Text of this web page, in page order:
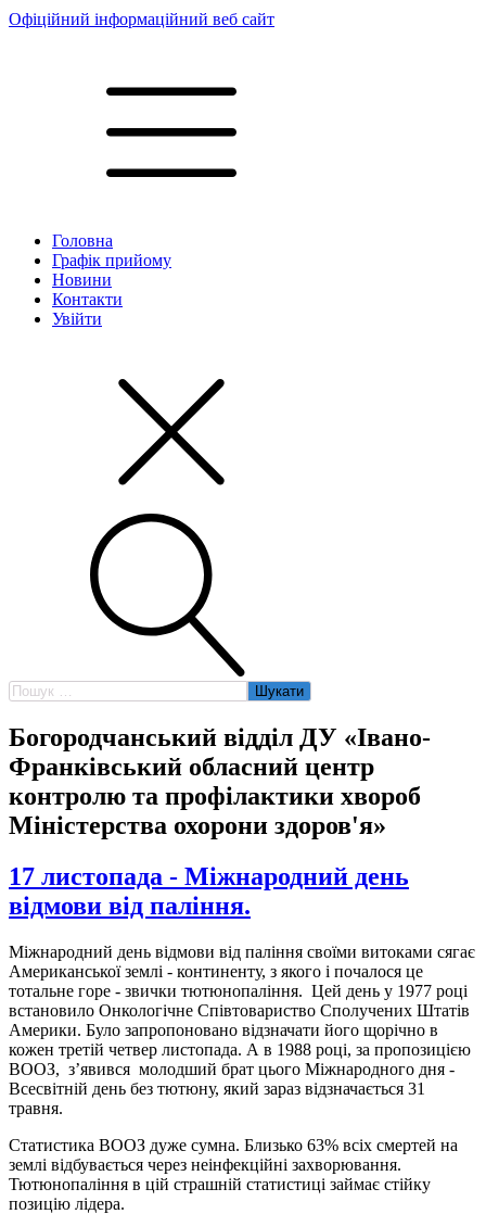
Офіційний інформаційний веб сайт
Головна
Графік прийому
Новини
Контакти
Увійти
Пошук:
Богородчанський відділ ДУ «Івано-
Франківський обласний центр
контролю та профілактики хвороб
Міністерства охорони здоров'я»
17 листопада - Міжнародний день
відмови від паління.
Міжнародний день відмови від паління своїми витоками сягає
Американської землі - континенту, з якого і почалося це
тотальне горе - звички тютюнопаління. Цей день у 1977 році
встановило Онкологічне Співтовариство Сполучених Штатів
Америки. Було запропоновано відзначати його щорічно в
кожен третій четвер листопада. А в 1988 році, за пропозицією
ВООЗ, з’явився молодший брат цього Міжнародного дня -
Всесвітній день без тютюну, який зараз відзначається 31
травня.
Статистика ВООЗ дуже сумна. Близько 63% всіх смертей на
землі відбувається через неінфекційні захворювання.
Тютюнопаління в цій страшній статистиці займає стійку
позицію лідера.